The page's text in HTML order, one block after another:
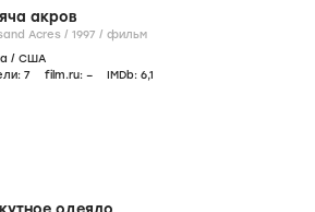
акров
Thousand Acres / 1997 / фильм
/ США
7 film.ru: – IMDb: 6,1